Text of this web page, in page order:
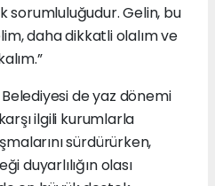
sorumluluğudur. Gelin, bu
daha dikkatli olalım ve
de yaz dönemi
ilgili kurumlarla
sürdürürken,
duyarlılığın olası